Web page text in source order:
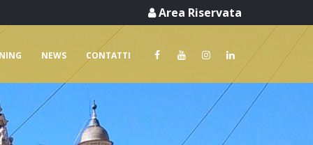
Area Riservata
NEWS CONTATTI